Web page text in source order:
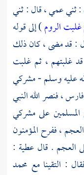
: ثني عمي ، قال : ثني
غلبت الروم) إلى قوله
: قد مضى ، كان ذلك
قد غلبتهم ، ثم غلبت
عليه وسلم - مشركي
،فنصر الله النبي
على مشركي
، ففرح المؤمنون
العجم . قال عطية :
: التقينا مع محمد